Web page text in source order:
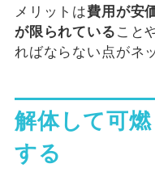
メリットは費用が安
が限られている こと
ればならない点がネ
解体して可
する